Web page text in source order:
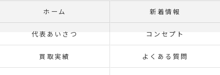
ホーム 新着情報
代表あいさつ コンセプト
買取実績 よくある質問